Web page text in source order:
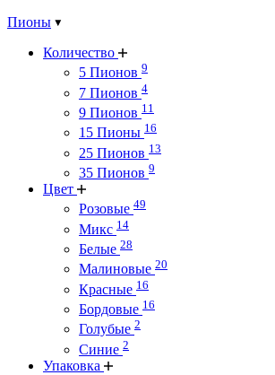
Пионы
Количество
5 Пионов 9
7 Пионов 4
9 Пионов 11
15 Пионы 16
25 Пионов 13
35 Пионов 9
Цвет
Розовые 49
Микс 14
Белые 28
Малиновые 20
Красные 16
Бордовые 16
Голубые 2
Синие 2
Упаковка